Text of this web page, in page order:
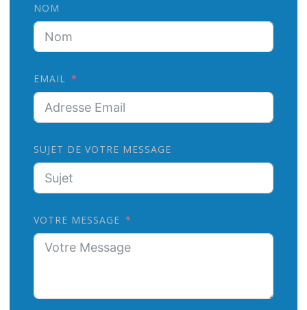
NOM
EMAIL
SUJET DE VOTRE MESSAGE
VOTRE MESSAGE